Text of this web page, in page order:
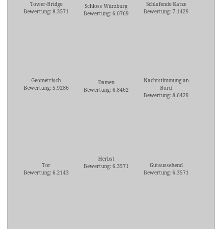
Tower-Bridge
Bewertung: 8.3571
Schloss Würzburg
Bewertung: 6.0769
Schlafende Katze
Bewertung: 7.1429
Geometrisch
Bewertung: 5.9286
Damen
Bewertung: 6.8462
Nachtstimmung an
Bord
Bewertung: 8.6429
Tor
Bewertung: 6.2143
Herbst
Bewertung: 6.3571
Gutaussehend
Bewertung: 6.3571